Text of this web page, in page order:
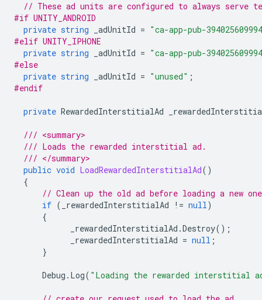
// These ad units are configured to always serve
#if UNITY_ANDROID
private string _adUnitId = "ca-app-pub-
#elif UNITY_IPHONE
private string _adUnitId = "ca-app-pub-
#else
private string _adUnitId = "unused" ;
#endif
private RewardedInterstitialAd
/// <summary>
/// Loads the rewarded interstitial ad.
/// </summary>
public void LoadRewardedInterstitialAd()
{
// Clean up the old ad before loading a new
if ( _rewardedInterstitialAd != null)
{
_rewardedInterstitialAd .Destroy();
_rewardedInterstitialAd = null ;
}
Debug . Log( "Loading the rewarded interstitial